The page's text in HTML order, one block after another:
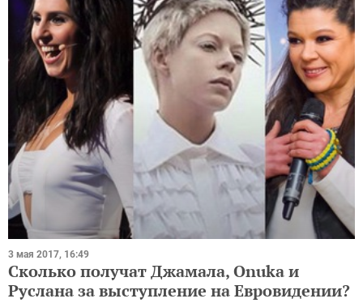
3 мая 2017, 16:49
Сколько получат Джамала, Onuka и
Руслана за выступление на Евровидении?